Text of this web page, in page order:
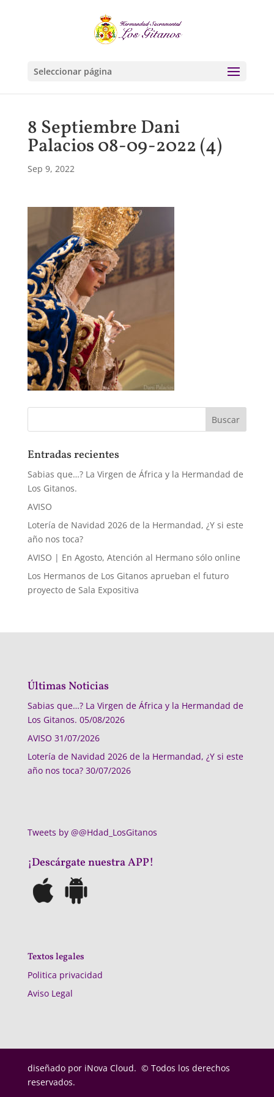
Seleccionar página
8 Septiembre Dani
Palacios 08-09-2022 (4)
Sep 9, 2022
Entradas recientes
Sabias que…? La Virgen de África y la Hermandad de
Los Gitanos.
AVISO
Lotería de Navidad 2026 de la Hermandad, ¿Y si este
año nos toca?
AVISO | En Agosto, Atención al Hermano sólo online
Los Hermanos de Los Gitanos aprueban el futuro
proyecto de Sala Expositiva
Últimas Noticias
Sabias que…? La Virgen de África y la Hermandad de
Los Gitanos. 05/08/2026
AVISO 31/07/2026
Lotería de Navidad 2026 de la Hermandad, ¿Y si este
año nos toca? 30/07/2026
Tweets by @@Hdad_LosGitanos
¡Descárgate nuestra APP!
Textos legales
Politica privacidad
Aviso Legal
diseñado por iNova Cloud. © Todos los derechos
reservados.